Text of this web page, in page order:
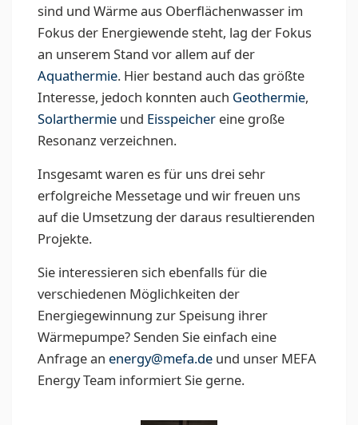
sind und Wärme aus Oberflächenwasser im
Fokus der Energiewende steht, lag der Fokus
an unserem Stand vor allem auf der
Aquathermie. Hier bestand auch das größte
Interesse, jedoch konnten auch Geothermie,
Solarthermie und Eisspeicher eine große
Resonanz verzeichnen.
Insgesamt waren es für uns drei sehr
erfolgreiche Messetage und wir freuen uns
auf die Umsetzung der daraus resultierenden
Projekte.
Sie interessieren sich ebenfalls für die
verschiedenen Möglichkeiten der
Energiegewinnung zur Speisung ihrer
Wärmepumpe? Senden Sie einfach eine
Anfrage an energy@mefa.de und unser MEFA
Energy Team informiert Sie gerne.